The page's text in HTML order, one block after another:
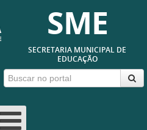
SME
SECRETARIA MUNICIPAL DE
EDUCAÇÃO